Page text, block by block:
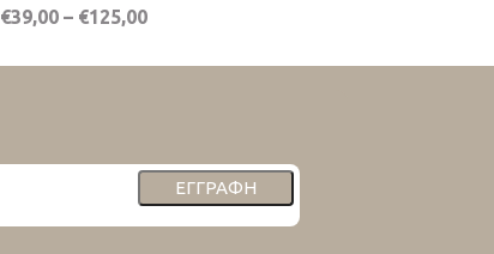
€39,00 – €125,00
ΕΓΓΡΑΦΉ